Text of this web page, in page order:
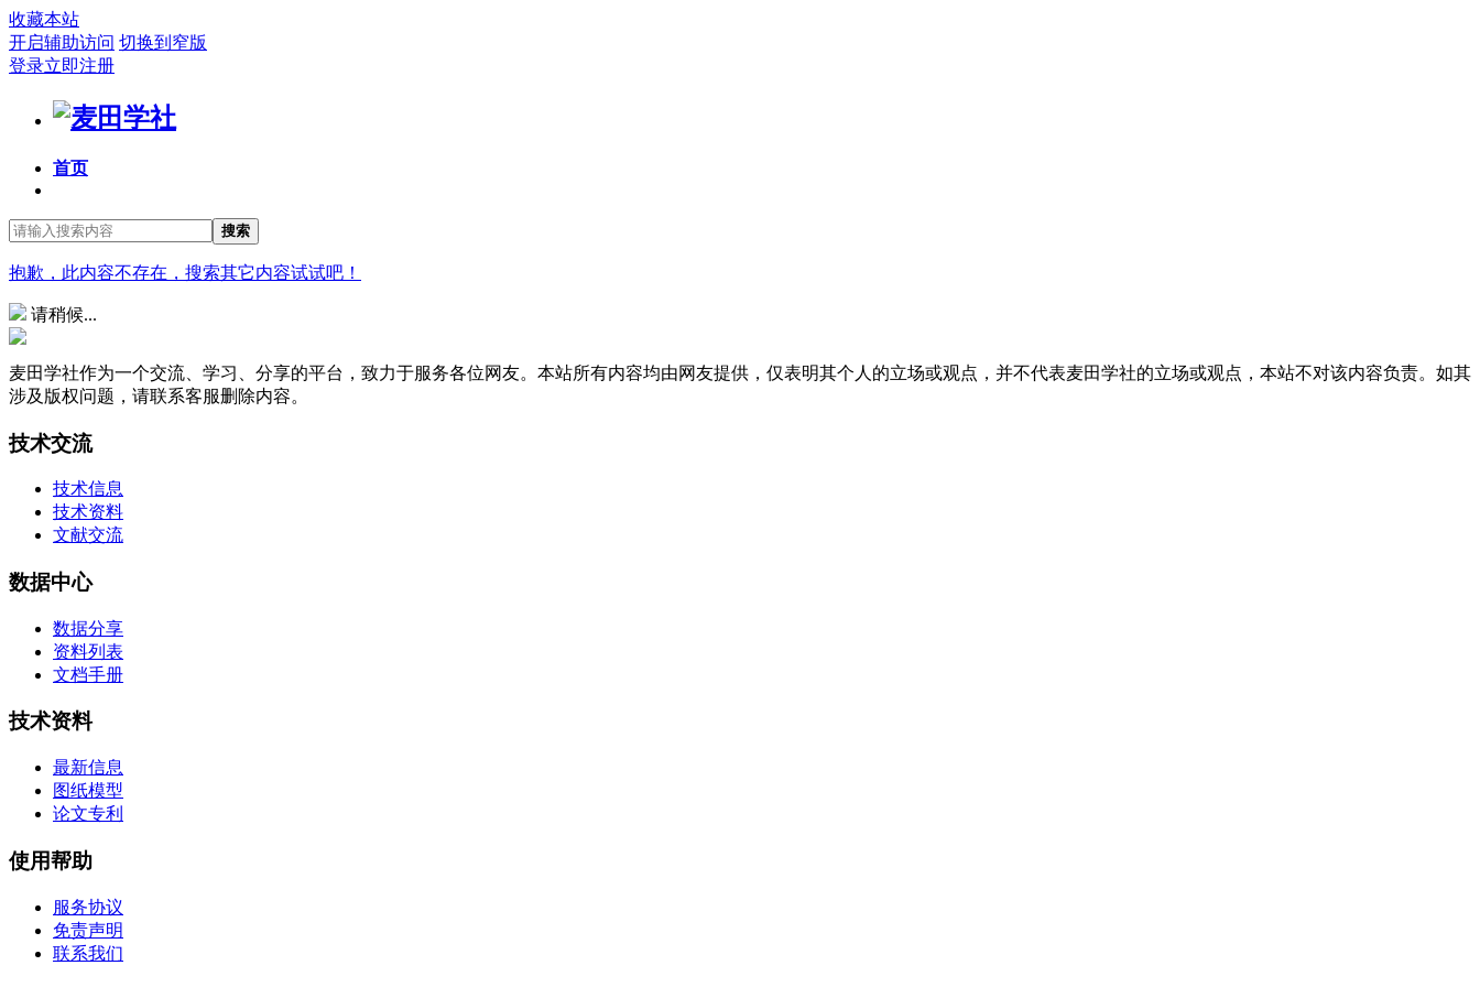
收藏本站
开启辅助访问 切换到窄版
登录立即注册
首页
搜索
抱歉，此内容不存在，搜索其它内容试试吧！
请稍候...
麦田学社作为一个交流、学习、分享的平台，致力于服务各位网友。本站所有内容均由网友提供，仅表明其个人的立场或观点，并不代表麦田学社的立场或观点，本站不对该内容负责。如其
涉及版权问题，请联系客服删除内容。
技术交流
技术信息
技术资料
文献交流
数据中心
数据分享
资料列表
文档手册
技术资料
最新信息
图纸模型
论文专利
使用帮助
服务协议
免责声明
联系我们